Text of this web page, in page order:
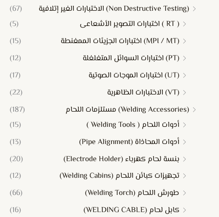
(Non Destructive Testing) الاختبارات الغير إتلافية
(67)
( RT ) اختبارات التصوير الأشعاعى
(5)
(MPI / MT) اختبارات الجزيئات الممغنطة
(15)
(PT) اختبارات السوائل المتغلغلة
(12)
(UT) اختبارات الموجات الصوتية
(17)
(VT) الاختبارات الظاهرية
(22)
(Welding Accessories) مستلزمات اللحام
(187)
أدوات اللحام ( Welding Tools )
(15)
أدوات المحاذاة (Pipe Alignment)
(13)
بنسة لحام كهرباء (Electrode Holder)
(20)
تجهيزات كبائن اللحام (Welding Cabins)
(12)
طورش اللحام (Welding Torch)
(66)
كابل لحام (WELDING CABLE)
(16)